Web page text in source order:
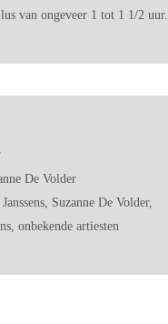
van ongeveer 1 tot 1 1/2 uur.
De Volder
Suzanne De Volder,
onbekende artiesten